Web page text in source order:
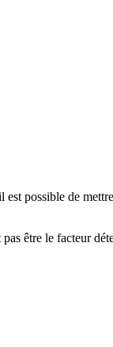
possible de
être le facteur